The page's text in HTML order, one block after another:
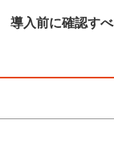
導入前に確認す